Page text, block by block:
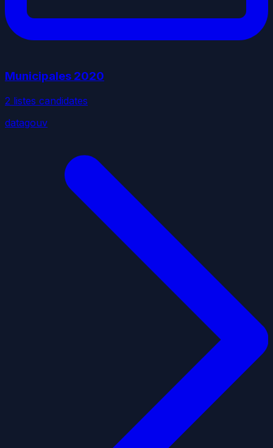
Municipales 2020
2 listes candidates
datagouv